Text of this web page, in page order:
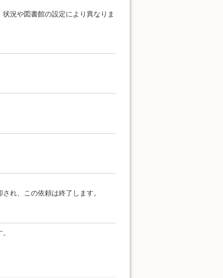
況や図書館の設定により異なりま
れ、この依頼は終了します。